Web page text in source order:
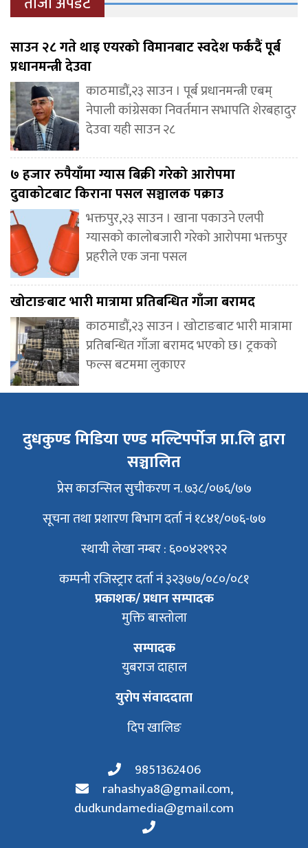
साउन २८ गते थाइ एयरको विमानबाट स्वदेश फर्कदैं पूर्ब
प्रधानमन्त्री देउवा
काठमाडौं,२३ साउन । पूर्ब प्रधानमन्त्री एबम्
नेपाली कांग्रेसका निवर्तमान सभापति शेरबहादुर
देउवा यही साउन २८
७ हजार रुपैयाँमा ग्यास बिक्री गरेको आरोपमा
दुवाकोटबाट किराना पसल सञ्चालक पक्राउ
भक्तपुर,२३ साउन । खाना पकाउने एलपी
ग्यासको कालोबजारी गरेको आरोपमा भक्तपुर
प्रहरीले एक जना पसल
खोटाङबाट भारी मात्रामा प्रतिबन्धित गाँजा बरामद
काठमाडौं,२३ साउन । खोटाङबाट भारी मात्रामा
प्रतिबन्धित गाँजा बरामद भएको छ। ट्रकको
फल्स बटममा लुकाएर
दुधकुण्ड मिडिया एण्ड मल्टिपर्पोज प्रा.लि द्वारा
सञ्चालित
प्रेस काउन्सिल सुचीकरण न. ७३८/०७६/७७
सूचना तथा प्रशारण बिभाग दर्ता नं १८४१/०७६-७७
स्थायी लेखा नम्बर : ६००४२१९२२
कम्पनी रजिस्ट्रार दर्ता नं ३२३७७/०८०/०८१
प्रकाशक/ प्रधान सम्पादक
मुक्ति बास्तोला
सम्पादक
युबराज दाहाल
युरोप संवाददाता
दिप खालिङ
9851362406
rahashya8@gmail.com,
dudkundamedia@gmail.com